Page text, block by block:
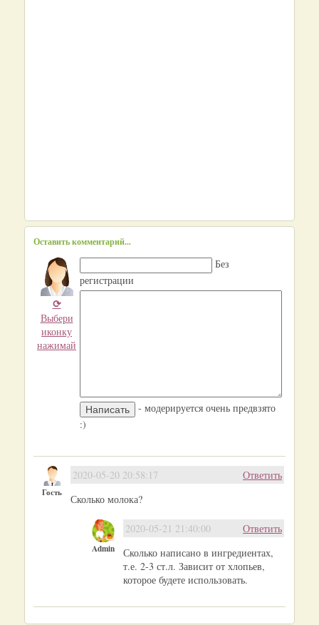
Оставить комментарий...
⟳
Выбери
иконку
нажимай
Без
регистрации
- модерируется очень предвзято
:)
Гость
Ответить
2020-05-20 20:58:17
Сколько молока?
Admin
Ответить
2020-05-21 21:40:00
Сколько написано в ингредиентах,
т.е. 2-3 ст.л. Зависит от хлопьев,
которое будете использовать.